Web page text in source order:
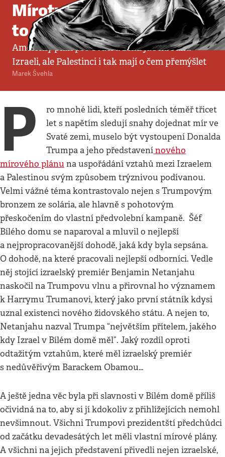
Mírotvorce Trump? Není
to nereálná vyhlídka
Americký plán pro Svatou zemi jde na ruku
Izraeli, ale Palestinci i tak mají o čem přemýšlet
Marek Švehla
P
ro mnohé lidi, kteří posledních téměř třicet
let s napětím sledují snahy dojednat mír ve
Svaté zemi, muselo být vystoupení Donalda
Trumpa a jeho představenínového
mírového plánu na uspořádání vztahů mezi Izraelem
a Palestinou svým způsobem trýznivou podívanou.
Velmi vážné téma kontrastovalo nejen s Trumpovým
bronzem ze solária, ale hlavně s pohotovým
přeskočením do vlastní předvolební kampaně. Šéf
Bílého domu se naparoval a mluvil o nejlepší
a nejpropracovanější dohodě, jaká kdy byla sepsána.
O dohodě, na které pracovali nejlepší odborníci. Vedle
něj stojící izraelský premiér Benjamin Netanjahu
naskočil na Trumpovu vlnu a přirovnal ho významem
k Harrymu Trumanovi, který jako první státník kdysi
uznal existenci nového židovského státu. A nejen to,
Netanjahu nazval Trumpa “největším přítelem, jakého
kdy Izrael v Bílém domě měl”. Jaký rozdíl oproti
odtažitým vztahům, které měl izraelský premiér
s nedůvěřivým Barackem Obamou…
A ještě jedna věc byla při slavnosti v Bílém domě příliš
očividná na to, aby si jí kdokoliv z přihlížejících nemohl
nevšimnout. Všichni Trumpovi prezidentští předchůdci
od začátku devadesátých let měli vlastní mírové plány.
A všichni na jejich představení přivedli nejen izraelské,